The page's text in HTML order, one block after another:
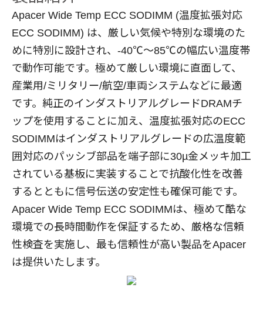
Apacer Wide Temp ECC SODIMM (温度拡張対応
ECC SODIMM) は、厳しい気候や特別な環境のた
めに特別に設計され、-40℃～85℃の幅広い温度帯
で動作可能です。極めて厳しい環境に直面して、
産業用/ミリタリー/航空/車両システムなどに最適
です。純正のインダストリアルグレードDRAMチ
ップを使用することに加え、温度拡張対応のECC
SODIMMはインダストリアルグレードの広温度範
囲対応のパッシブ部品を端子部に30µ金メッキ加工
されている基板に実装することで抗酸化性を改善
するとともに信号伝送の安定性も確保可能です。
Apacer Wide Temp ECC SODIMMは、極めて酷な
環境での長時間動作を保証するため、厳格な信頼
性検査を実施し、最も信頼性が高い製品をApacer
は提供いたします。